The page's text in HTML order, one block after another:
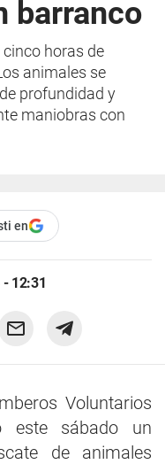
barranco
horas de
animales se
profundidad y
maniobras con
en
12:31
Voluntarios
este sábado un
de animales